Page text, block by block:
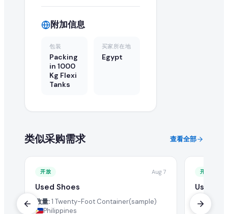
附加信息
包装
Packing
in 1000
Kg Flexi
Tanks
买家所在地
Egypt
类似采购需求 查看全部
开放 Aug 7
Used Shoes
数量:1 Twenty-Foot Container(sample)
Philippines
开放
Used
数量:
United